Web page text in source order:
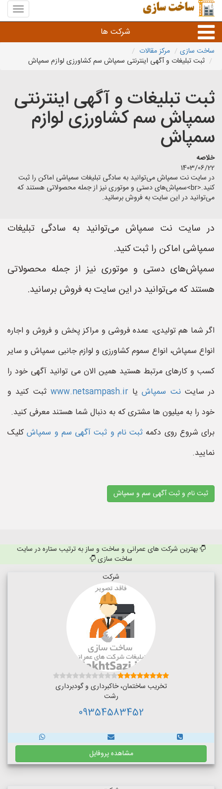
منوی
سایت
سازی
شرکت ها
راه سازی و ساختمان سازی
خدمات عمرانی و شهری
سایر خدمات عمرانی
ساخت سازی
مرکز مقالات
ثبت تبلیغات و آگهی اینترنتی سمپاش سم کشاورزی لوازم سمپاش
ثبت تبلیغات و آگهی اینترنتی
سمپاش سم کشاورزی لوازم
سمپاش
خلاصه
1403/06/22
در سایت نت سمپاش می‌توانید به سادگی تبلیغات سمپاشی اماکن را ثبت
کنید.<br>سمپاش‌های دستی و موتوری نیز از جمله محصولاتی هستند که
می‌توانید در این سایت به فروش برسانید.
در سایت نت سمپاش می‌توانید به سادگی تبلیغات
سمپاشی اماکن را ثبت کنید.
سمپاش‌های دستی و موتوری نیز از جمله محصولاتی
هستند که می‌توانید در این سایت به فروش برسانید.
اگر شما هم تولیدی، عمده فروشی و مراکز پخش و فروش و اجاره
انواع سمپاش، انواع سموم کشاورزی و لوازم جانبی سمپاش و سایر
کسب و کارهای مرتبط هستید همین الان می توانید آگهی خود را
در سایتنت سمپاشیاwww.netsampash.ir ثبت کنید و
خود را به میلیون ها مشتری که به دنبال شما هستند معرفی کنید.
برای شروع روی دکمه ثبت نام و ثبت آگهی سم و سمپاش کلیک
نمایید.
ثبت نام و ثبت آگهی سم و سمپاش
بهترین شرکت های عمرانی و ساخت و ساز به ترتیب ستاره در سایت
ساخت سازی
شرکت
تخریب ساختمان، خاکبرداری و گودبرداری
رشت
09354583452
مشاهده پروفایل